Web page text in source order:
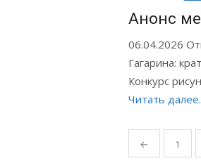
Анонс
06.04.2026
Гагарина:
Конкурс
Читать
записей
← 1